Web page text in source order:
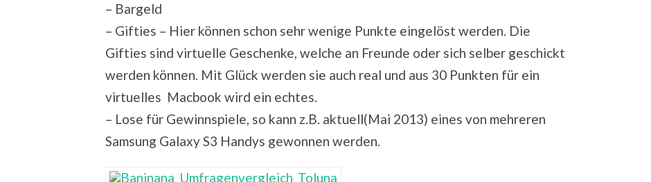
– Bargeld
– Gifties – Hier können schon sehr wenige Punkte eingelöst werden. Die
Gifties sind virtuelle Geschenke, welche an Freunde oder sich selber geschickt
werden können. Mit Glück werden sie auch real und aus 30 Punkten für ein
virtuelles Macbook wird ein echtes.
– Lose für Gewinnspiele, so kann z.B. aktuell(Mai 2013) eines von mehreren
Samsung Galaxy S3 Handys gewonnen werden.